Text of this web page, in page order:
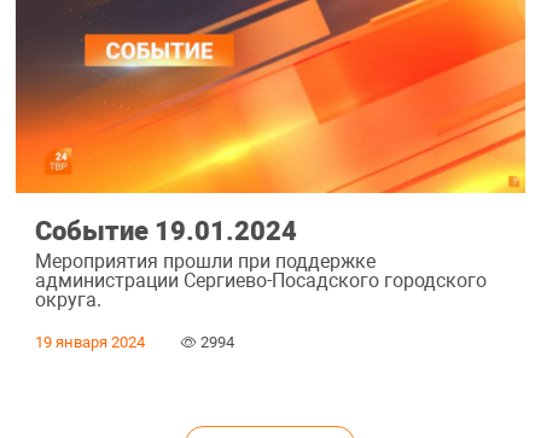
Событие 19.01.2024
Мероприятия прошли при поддержке
администрации Сергиево-Посадского городского
округа.
19 января 2024 2994